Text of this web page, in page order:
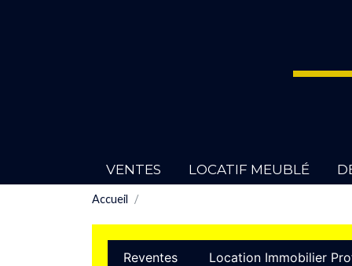
VENTES LOCATIF MEUBLÉ
Accueil
Reventes Location Immobilier